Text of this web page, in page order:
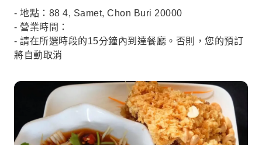
- 地點：88 4, Samet, Chon Buri 20000
- 營業時間：
- 請在所選時段的15分鐘內到達餐廳。否則，您的預訂
將自動取消